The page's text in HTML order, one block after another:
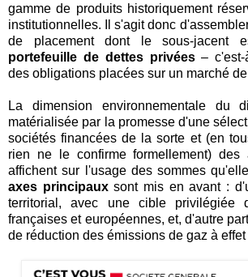
gamme de produits historiquement
institutionnelles. Il s'agit donc
de placement dont le sous-jacent
portefeuille de dettes privées– c'est-
des obligations placées sur un marché
La dimension environnementale du
matérialisée par la promesse d'une
sociétés financées de la sorte et (en
rien ne le confirme formellement) des
affichent sur l'usage des sommes
axes principauxsont mis en avant :
territorial, avec une cible privilégiée
françaises et européennes, et, d'autre
de réduction des émissions de gaz à effet